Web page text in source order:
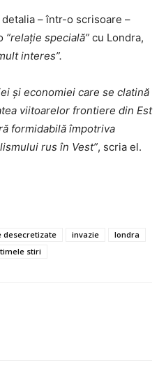
– într-o scrisoare –
”relaţie specială” cu Londra,
interes”.
şi economiei care se clatină
viitoarelor frontiere din Est
formidabilă împotriva
rus în Vest”, scria el.
desecretizate invazie
londra
stiri